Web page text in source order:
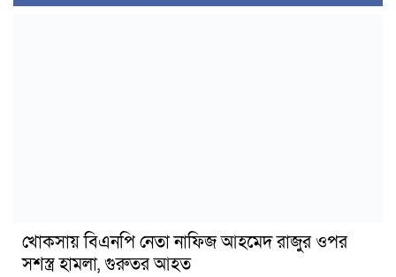
খোকসায় বিএনপি নেতা নাফিজ আহমেদ রাজুর ওপর
সশস্ত্র হামলা, গুরুতর আহত